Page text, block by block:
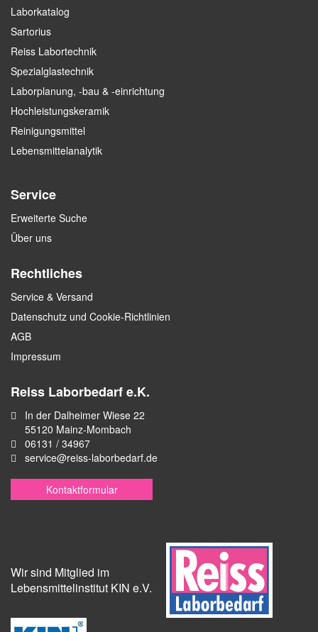
Laborkatalog
Sartorius
Reiss Labortechnik
Spezialglastechnik
Laborplanung, -bau & -einrichtung
Hochleistungskeramik
Reinigungsmittel
Lebensmittelanalytik
Service
Erweiterte Suche
Über uns
Rechtliches
Service & Versand
Datenschutz und Cookie-Richtlinien
AGB
Impressum
Reiss Laborbedarf e.K.
In der Dalheimer Wiese 22
55120 Mainz-Mombach
06131 / 34967
service@reiss-laborbedarf.de
Kontaktformular
Wir sind Mitglied im
Lebensmittelinstitut KIN e.V.